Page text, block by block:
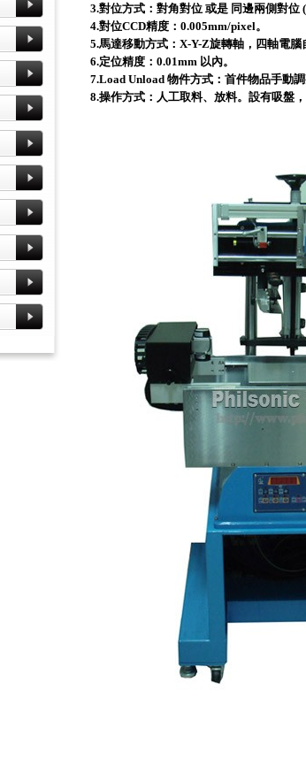
3.對位方式：對角對位 或是 同邊兩側對位
4.對位CCD精度：0.005mm/pixel。
5.馬達移動方式：X-Y-Z旋轉軸，四軸電腦
6.定位精度：0.01mm 以內。
7.Load Unload 物件方式：首件物品手動
8.操作方式：人工取料、放料。設有吸盤，